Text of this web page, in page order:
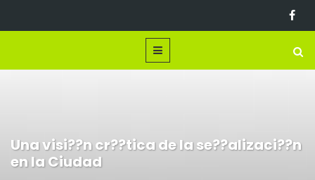
Una visi??n cr??tica de la se??alizaci??n
en la Ciudad